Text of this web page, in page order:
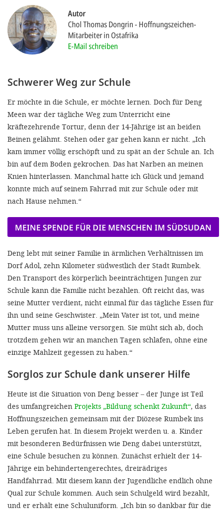
Autor
Chol Thomas Dongrin Hoffnungszeichen-
Mitarbeiter in Ostafrika
E-Mail schreiben
Schwerer Weg zur Schule
Er möchte in die Schule, er möchte lernen. Doch für Deng
Meen war der tägliche Weg zum Unterricht eine
kräftezehrende Tortur, denn der 14-Jährige ist an beiden
Beinen gelähmt. Stehen oder gar gehen kann er nicht. „Ich
kam immer völlig erschöpft und zu spät an der Schule an. Ich
bin auf dem Boden gekrochen. Das hat Narben an meinen
Knien hinterlassen. Manchmal hatte ich Glück und jemand
konnte mich auf seinem Fahrrad mit zur Schule oder mit
nach Hause nehmen.“
MEINE SPENDE FÜR DIE MENSCHEN IM SÜDSUDAN
Deng lebt mit seiner Familie in ärmlichen Verhältnissen im
Dorf Adol, zehn Kilometer südwestlich der Stadt Rumbek.
Den Transport des körperlich beeinträchtigen Jungen zur
Schule kann die Familie nicht bezahlen. Oft reicht das, was
seine Mutter verdient, nicht einmal für das tägliche Essen für
ihn und seine Geschwister. „Mein Vater ist tot, und meine
Mutter muss uns alleine versorgen. Sie müht sich ab, doch
trotzdem gehen wir an manchen Tagen schlafen, ohne eine
einzige Mahlzeit gegessen zu haben.“
Sorglos zur Schule dank unserer Hilfe
Heute ist die Situation von Deng besser – der Junge ist Teil
des umfangreichen Projekts „Bildung schenkt Zukunft“, das
Hoffnungszeichen gemeinsam mit der Diözese Rumbek ins
Leben gerufen hat. In diesem Projekt werden u. a. Kinder
mit besonderen Bedürfnissen wie Deng dabei unterstützt,
eine Schule besuchen zu können. Zunächst erhielt der 14-
Jährige ein behindertengerechtes, dreirädriges
Handfahrrad. Mit diesem kann der Jugendliche endlich ohne
Qual zur Schule kommen. Auch sein Schulgeld wird bezahlt,
und er erhält eine Schuluniform. „Ich bin so dankbar für die
'Cookie-